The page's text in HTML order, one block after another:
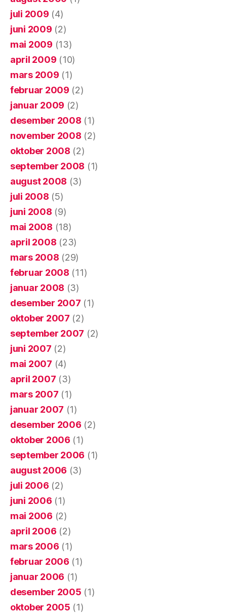
juli 2009 (4)
juni 2009 (2)
mai 2009 (13)
april 2009 (10)
mars 2009 (1)
februar 2009 (2)
januar 2009 (2)
desember 2008 (1)
november 2008 (2)
oktober 2008 (2)
september 2008 (1)
august 2008 (3)
juli 2008 (5)
juni 2008 (9)
mai 2008 (18)
april 2008 (23)
mars 2008 (29)
februar 2008 (11)
januar 2008 (3)
desember 2007 (1)
oktober 2007 (2)
september 2007 (2)
juni 2007 (2)
mai 2007 (4)
april 2007 (3)
mars 2007 (1)
januar 2007 (1)
desember 2006 (2)
oktober 2006 (1)
september 2006 (1)
august 2006 (3)
juli 2006 (2)
juni 2006 (1)
mai 2006 (2)
april 2006 (2)
mars 2006 (1)
februar 2006 (1)
januar 2006 (1)
desember 2005 (1)
oktober 2005 (1)